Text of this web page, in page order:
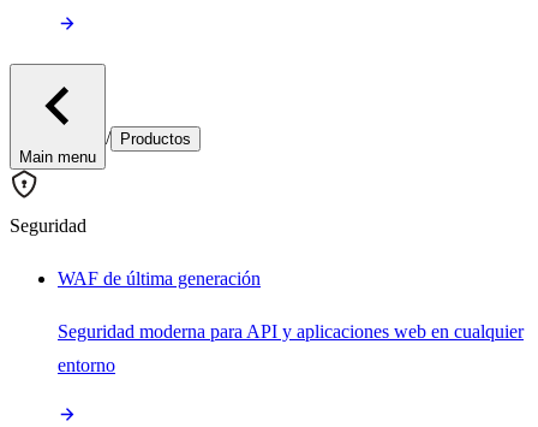
Main menu
/ Productos
Seguridad
WAF de última generación
Seguridad moderna para API y aplicaciones web en cualquier
entorno